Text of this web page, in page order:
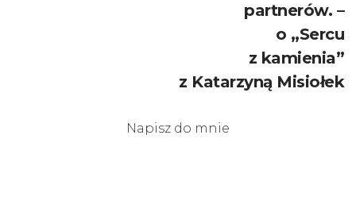
partnerów. –
o „Sercu
z kamienia”
z Katarzyną Misiołek
Napisz do mnie